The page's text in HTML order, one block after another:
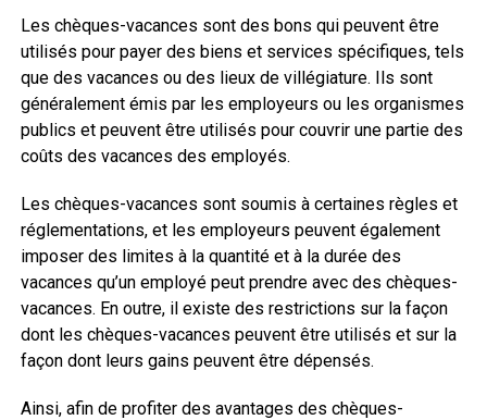
Les chèques-vacances sont des bons qui peuvent être
utilisés pour payer des biens et services spécifiques, tels
que des vacances ou des lieux de villégiature. Ils sont
généralement émis par les employeurs ou les organismes
publics et peuvent être utilisés pour couvrir une partie des
coûts des vacances des employés.
Les chèques-vacances sont soumis à certaines règles et
réglementations, et les employeurs peuvent également
imposer des limites à la quantité et à la durée des
vacances qu’un employé peut prendre avec des chèques-
vacances. En outre, il existe des restrictions sur la façon
dont les chèques-vacances peuvent être utilisés et sur la
façon dont leurs gains peuvent être dépensés.
Ainsi, afin de profiter des avantages des chèques-